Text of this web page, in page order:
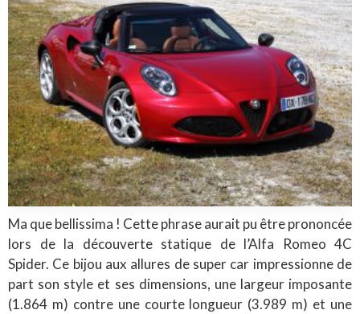
Ma que bellissima ! Cette phrase aurait pu être prononcée
lors de la découverte statique de l’Alfa Romeo 4C
Spider. Ce bijou aux allures de super car impressionne de
part son style et ses dimensions, une largeur imposante
(1.864 m) contre une courte longueur (3.989 m) et une